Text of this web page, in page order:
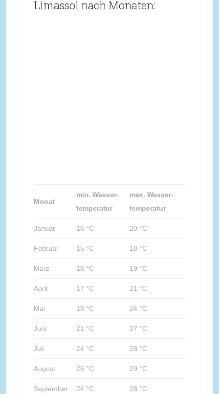
Limassol nach Monaten:
Monat
min. Wasser-
temperatur
max. Wasser-
temperatur
Januar 16 °C 20 °C
Februar 15 °C 18 °C
März 16 °C 19 °C
April 17 °C 21 °C
Mai 18 °C 24 °C
Juni 21 °C 27 °C
Juli 24 °C 28 °C
August 25 °C 29 °C
September 24 °C 28 °C